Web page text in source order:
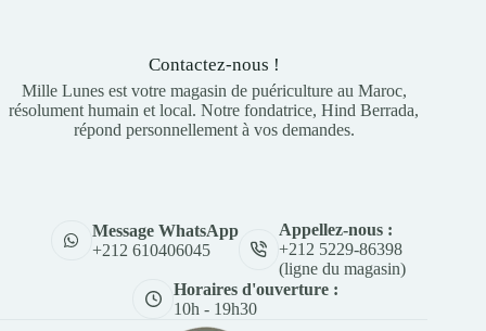
Contactez-nous !
Mille Lunes est votre magasin de puériculture au Maroc,
résolument humain et local. Notre fondatrice, Hind Berrada,
répond personnellement à vos demandes.
Message WhatsApp
+212 610406045
Appellez-nous :
+212 5229-86398
(ligne du magasin)
Horaires d'ouverture :
10h - 19h30